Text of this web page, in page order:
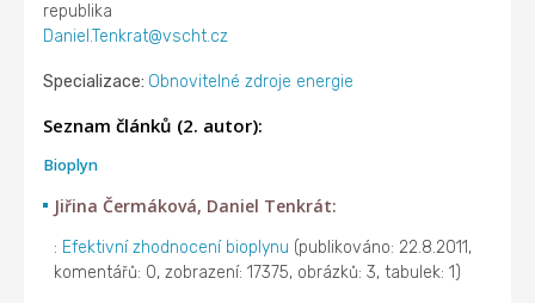
republika
Daniel.Tenkrat@vscht.cz
Specializace: Obnovitelné zdroje energie
Seznam článků (2. autor):
Bioplyn
Jiřina Čermáková, Daniel Tenkrát:
: Efektivní zhodnocení bioplynu (publikováno: 22.8.2011,
komentářů: 0, zobrazení: 17375, obrázků: 3, tabulek: 1)